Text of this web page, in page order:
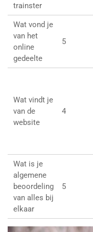
trainster
Wat vond je
van het
online
gedeelte
5
Wat vindt je
van de
website
4
Wat is je
algemene
beoordeling
van alles bij
elkaar
5